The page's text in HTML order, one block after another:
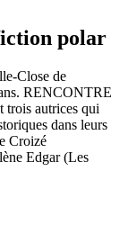
polar
Close de
RENCONTRE
trois autrices qui
dans leurs
Croizé
Edgar (Les